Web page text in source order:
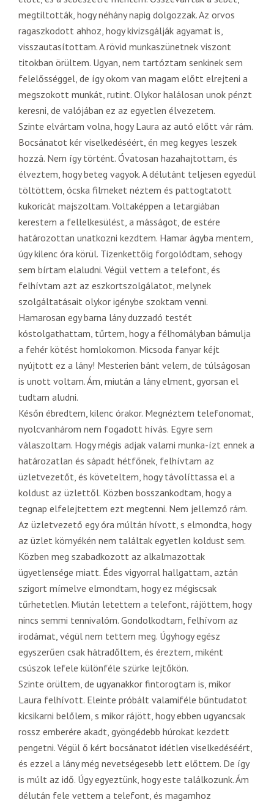
megtiltották, hogy néhány napig dolgozzak. Az orvos
ragaszkodott ahhoz, hogy kivizsgálják agyamat is,
visszautasítottam. A rövid munkaszünetnek viszont
titokban örültem. Ugyan, nem tartóztam senkinek sem
felelősséggel, de így okom van magam előtt elrejteni a
megszokott munkát, rutint. Olykor halálosan unok pénzt
keresni, de valójában ez az egyetlen élvezetem.
Szinte elvártam volna, hogy Laura az autó előtt vár rám.
Bocsánatot kér viselkedéséért, én meg kegyes leszek
hozzá. Nem így történt. Óvatosan hazahajtottam, és
élveztem, hogy beteg vagyok. A délutánt teljesen egyedül
töltöttem, ócska filmeket néztem és pattogtatott
kukoricát majszoltam. Voltaképpen a letargiában
kerestem a fellelkesülést, a másságot, de estére
határozottan unatkozni kezdtem. Hamar ágyba mentem,
úgy kilenc óra körül. Tizenkettőig forgolódtam, sehogy
sem bírtam elaludni. Végül vettem a telefont, és
felhívtam azt az eszkortszolgálatot, melynek
szolgáltatásait olykor igénybe szoktam venni.
Hamarosan egy barna lány duzzadó testét
kóstolgathattam, tűrtem, hogy a félhomályban bámulja
a fehér kötést homlokomon. Micsoda fanyar kéjt
nyújtott ez a lány! Mesterien bánt velem, de túlságosan
is unott voltam. Ám, miután a lány elment, gyorsan el
tudtam aludni.
Későn ébredtem, kilenc órakor. Megnéztem telefonomat,
nyolcvanhárom nem fogadott hívás. Egyre sem
válaszoltam. Hogy mégis adjak valami munka-ízt ennek a
határozatlan és sápadt hétfőnek, felhívtam az
üzletvezetőt, és követeltem, hogy távolíttassa el a
koldust az üzlettől. Közben bosszankodtam, hogy a
tegnap elfelejtettem ezt megtenni. Nem jellemző rám.
Az üzletvezető egy óra múltán hívott, s elmondta, hogy
az üzlet környékén nem találtak egyetlen koldust sem.
Közben meg szabadkozott az alkalmazottak
ügyetlensége miatt. Édes vigyorral hallgattam, aztán
szigort mímelve elmondtam, hogy ez mégiscsak
tűrhetetlen. Miután letettem a telefont, rájöttem, hogy
nincs semmi tennivalóm. Gondolkodtam, felhívom az
irodámat, végül nem tettem meg. Úgyhogy egész
egyszerűen csak hátradőltem, és éreztem, miként
csúszok lefele különféle szürke lejtőkön.
Szinte örültem, de ugyanakkor fintorogtam is, mikor
Laura felhívott. Eleinte próbált valamiféle bűntudatot
kicsikarni belőlem, s mikor rájött, hogy ebben ugyancsak
rossz emberére akadt, gyöngédebb húrokat kezdett
pengetni. Végül ő kért bocsánatot idétlen viselkedéséért,
és ezzel a lány még nevetségesebb lett előttem. De így
is múlt az idő. Úgy egyeztünk, hogy este találkozunk. Ám
délután fele vettem a telefont, és magamhoz